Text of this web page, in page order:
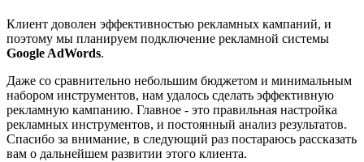
Клиент доволен эффективностью рекламных кампаний, и
поэтому мы планируем подключение рекламной системы
Google AdWords.
Даже со сравнительно небольшим бюджетом и минимальным
набором инструментов, нам удалось сделать эффективную
рекламную кампанию. Главное - это правильная настройка
рекламных инструментов, и постоянный анализ результатов.
Спасибо за внимание, в следующий раз постараюсь рассказать
вам о дальнейшем развитии этого клиента.